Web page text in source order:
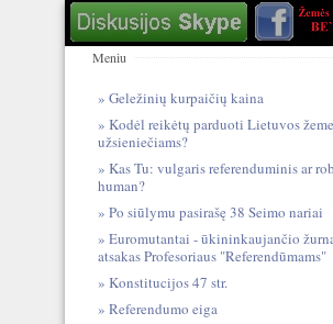
Meniu
Geležinių kurpaičių kaina
Kodėl reikėtų parduoti Lietuvos
užsieniečiams?
Kas Tu: vulgari​s referendum​inis ar
human?
Po siūlymu pasirašę 38 Seimo nariai
Euromutantai - ūkininkaujančio
atsakas Profesoriaus "Referendūmams"
Konstitucijos 47 str.
Referendumo eiga